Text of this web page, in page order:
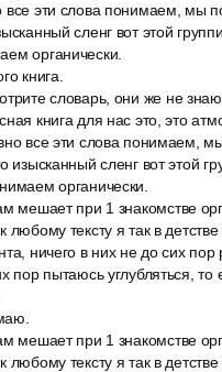
все эти слова понимаем, мы
сленг вот этой
органически.
книга.
словарь, они же не
книга для нас это, это
все эти слова понимаем,
изысканный сленг вот этой
органически.
мешает при 1 знакомстве
любому тексту я так в
ничего в них не до сих
пор пытаюсь углубляться, то
мешает при 1 знакомстве
любому тексту я так в